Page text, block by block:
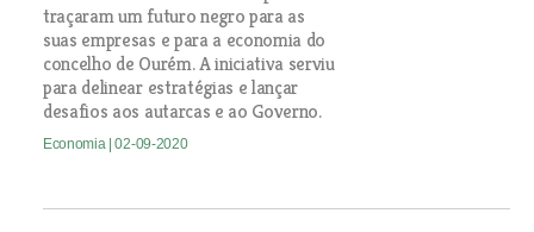
traçaram um futuro negro para as
suas empresas e para a economia do
concelho de Ourém. A iniciativa serviu
para delinear estratégias e lançar
desafios aos autarcas e ao Governo.
Economia | 02-09-2020